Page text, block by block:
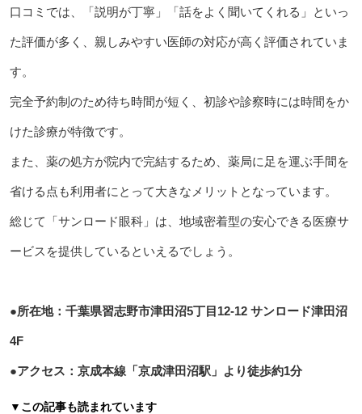
口コミでは、「説明が丁寧」「話をよく聞いてくれる」といっ
た評価が多く、親しみやすい医師の対応が高く評価されていま
す。
完全予約制のため待ち時間が短く、初診や診察時には時間をか
けた診療が特徴です。
また、薬の処方が院内で完結するため、薬局に足を運ぶ手間を
省ける点も利用者にとって大きなメリットとなっています。
総じて「サンロード眼科」は、地域密着型の安心できる医療サ
ービスを提供しているといえるでしょう。
●所在地：千葉県習志野市津田沼5丁目12-12 サンロード津田沼
4F
●アクセス：京成本線「京成津田沼駅」より徒歩約1分
▼この記事も読まれています